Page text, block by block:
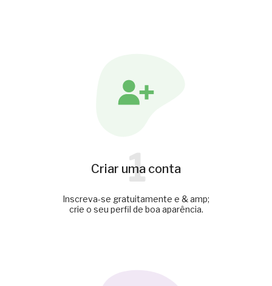
Criar uma conta
1
Inscreva-se gratuitamente e & amp;
crie o seu perfil de boa aparência.